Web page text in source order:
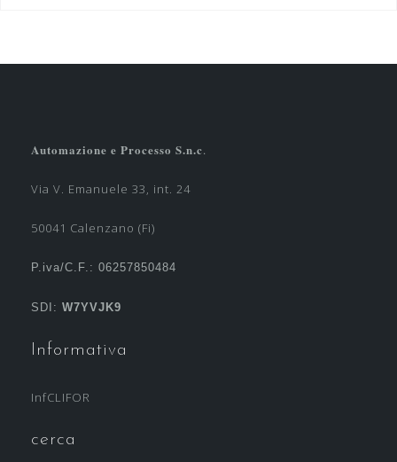
Automazione e Processo S.n.c.
Via V. Emanuele 33, int. 24
50041 Calenzano (Fi)
P.iva/C.F.: 06257850484
SDI: W7YVJK9
Informativa
InfCLIFOR
cerca